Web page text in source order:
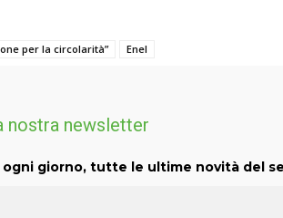
per la circolarità” Enel
nostra newsletter
ogni giorno, tutte le ultime novità del